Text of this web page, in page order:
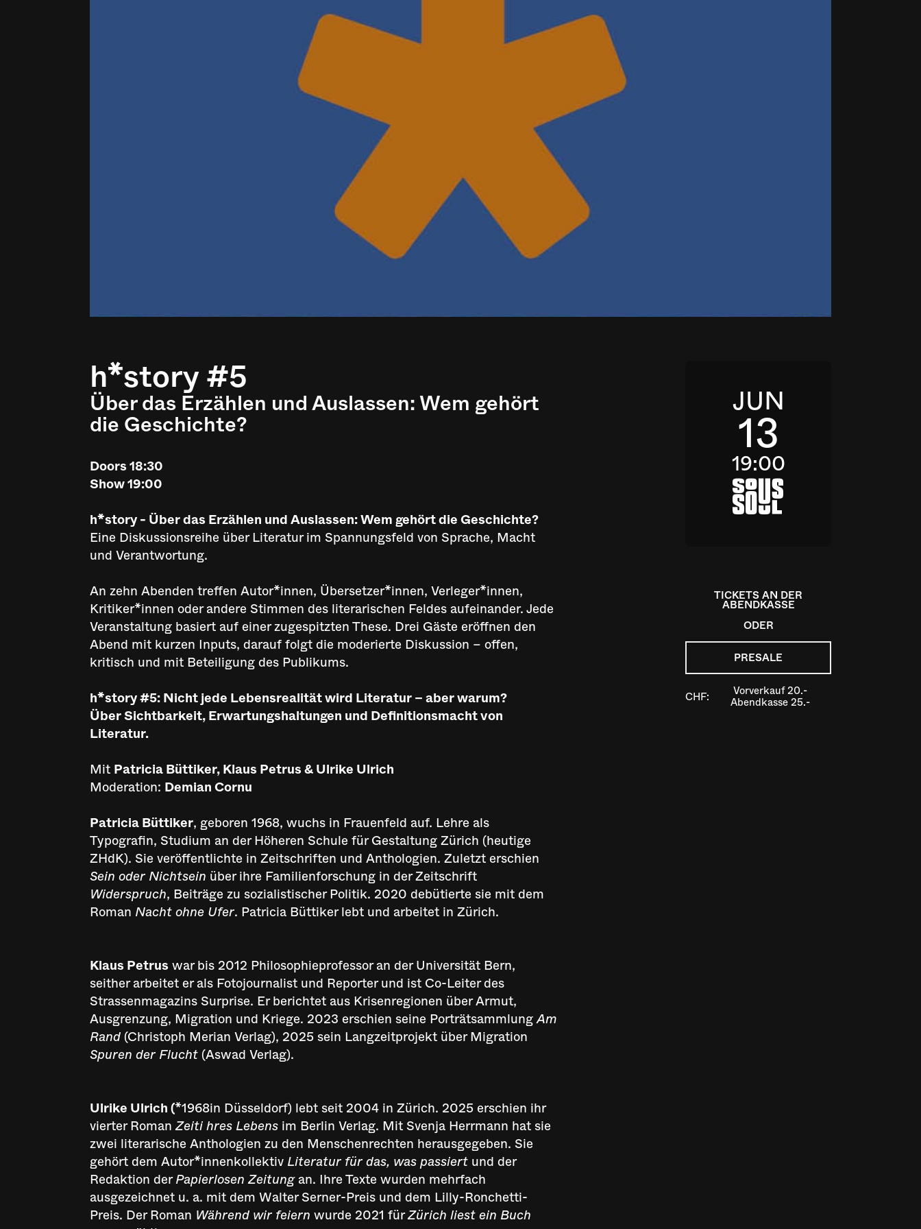
h*story #5
Über das Erzählen und Auslassen: Wem gehört
die Geschichte?‍
Doors 18:30
Show 19:00
h*story - Über das Erzählen und Auslassen: Wem gehört die Geschichte?
Eine Diskussionsreihe über Literatur im Spannungsfeld von Sprache, Macht
und Verantwortung.
An zehn Abenden treffen Autor*innen, Übersetzer*innen, Verleger*innen,
Kritiker*innen oder andere Stimmen des literarischen Feldes aufeinander. Jede
Veranstaltung basiert auf einer zugespitzten These. Drei Gäste eröffnen den
Abend mit kurzen Inputs, darauf folgt die moderierte Diskussion – offen,
kritisch und mit Beteiligung des Publikums.
h*story #5: Nicht jede Lebensrealität wird Literatur – aber warum?
Über Sichtbarkeit, Erwartungshaltungen und Definitionsmacht von
Literatur.
Mit Patricia Büttiker, Klaus Petrus & Ulrike Ulrich
Moderation: Demian Cornu
Patricia Büttiker, geboren 1968, wuchs in Frauenfeld auf. Lehre als
Typografin, Studium an der Höheren Schule für Gestaltung Zürich (heutige
ZHdK). Sie veröffentlichte in Zeitschriften und Anthologien. Zuletzt erschien
Sein oder Nichtsein über ihre Familienforschung in der Zeitschrift
Widerspruch, Beiträge zu sozialistischer Politik. 2020 debütierte sie mit dem
Roman Nacht ohne Ufer. Patricia Büttiker lebt und arbeitet in Zürich.
Klaus Petruswar bis 2012 Philosophieprofessor an der Universität Bern,
seither arbeitet er als Fotojournalist und Reporter und ist Co-Leiter des
Strassenmagazins Surprise. Er berichtet aus Krisenregionen über Armut,
Ausgrenzung, Migration und Kriege. 2023 erschien seine PorträtsammlungAm
Rand(Christoph Merian Verlag), 2025 sein Langzeitprojekt über Migration
Spuren der Flucht(Aswad Verlag).
Ulrike Ulrich (*1968in Düsseldorf) lebt seit 2004 in Zürich. 2025 erschien ihr
vierter RomanZeiti hres Lebens im Berlin Verlag. Mit Svenja Herrmann hat sie
zwei literarische Anthologien zu den Menschenrechten herausgegeben. Sie
gehört dem Autor*innenkollektiv Literatur für das, was passiertund der
Redaktion derPapierlosen Zeitungan. Ihre Texte wurden mehrfach
ausgezeichnet u. a. mit dem Walter Serner-Preis und dem Lilly-Ronchetti-
Preis. Der Roman Während wir feiern wurde 2021 fürZürich liest ein Buch
JUN
13
19:00
a
TICKETS AN DER
ABENDKASSE
ODER
PRESALE
CHF: Vorverkauf 20.-
Abendkasse 25.-